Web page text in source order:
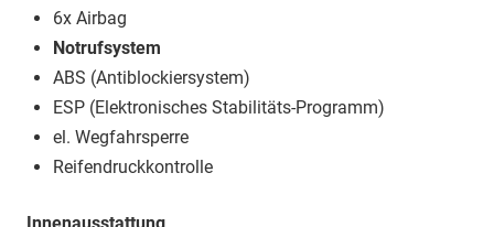
6x Airbag
Notrufsystem
ABS (Antiblockiersystem)
ESP (Elektronisches Stabilitäts-Programm)
el. Wegfahrsperre
Reifendruckkontrolle
Innenausstattung